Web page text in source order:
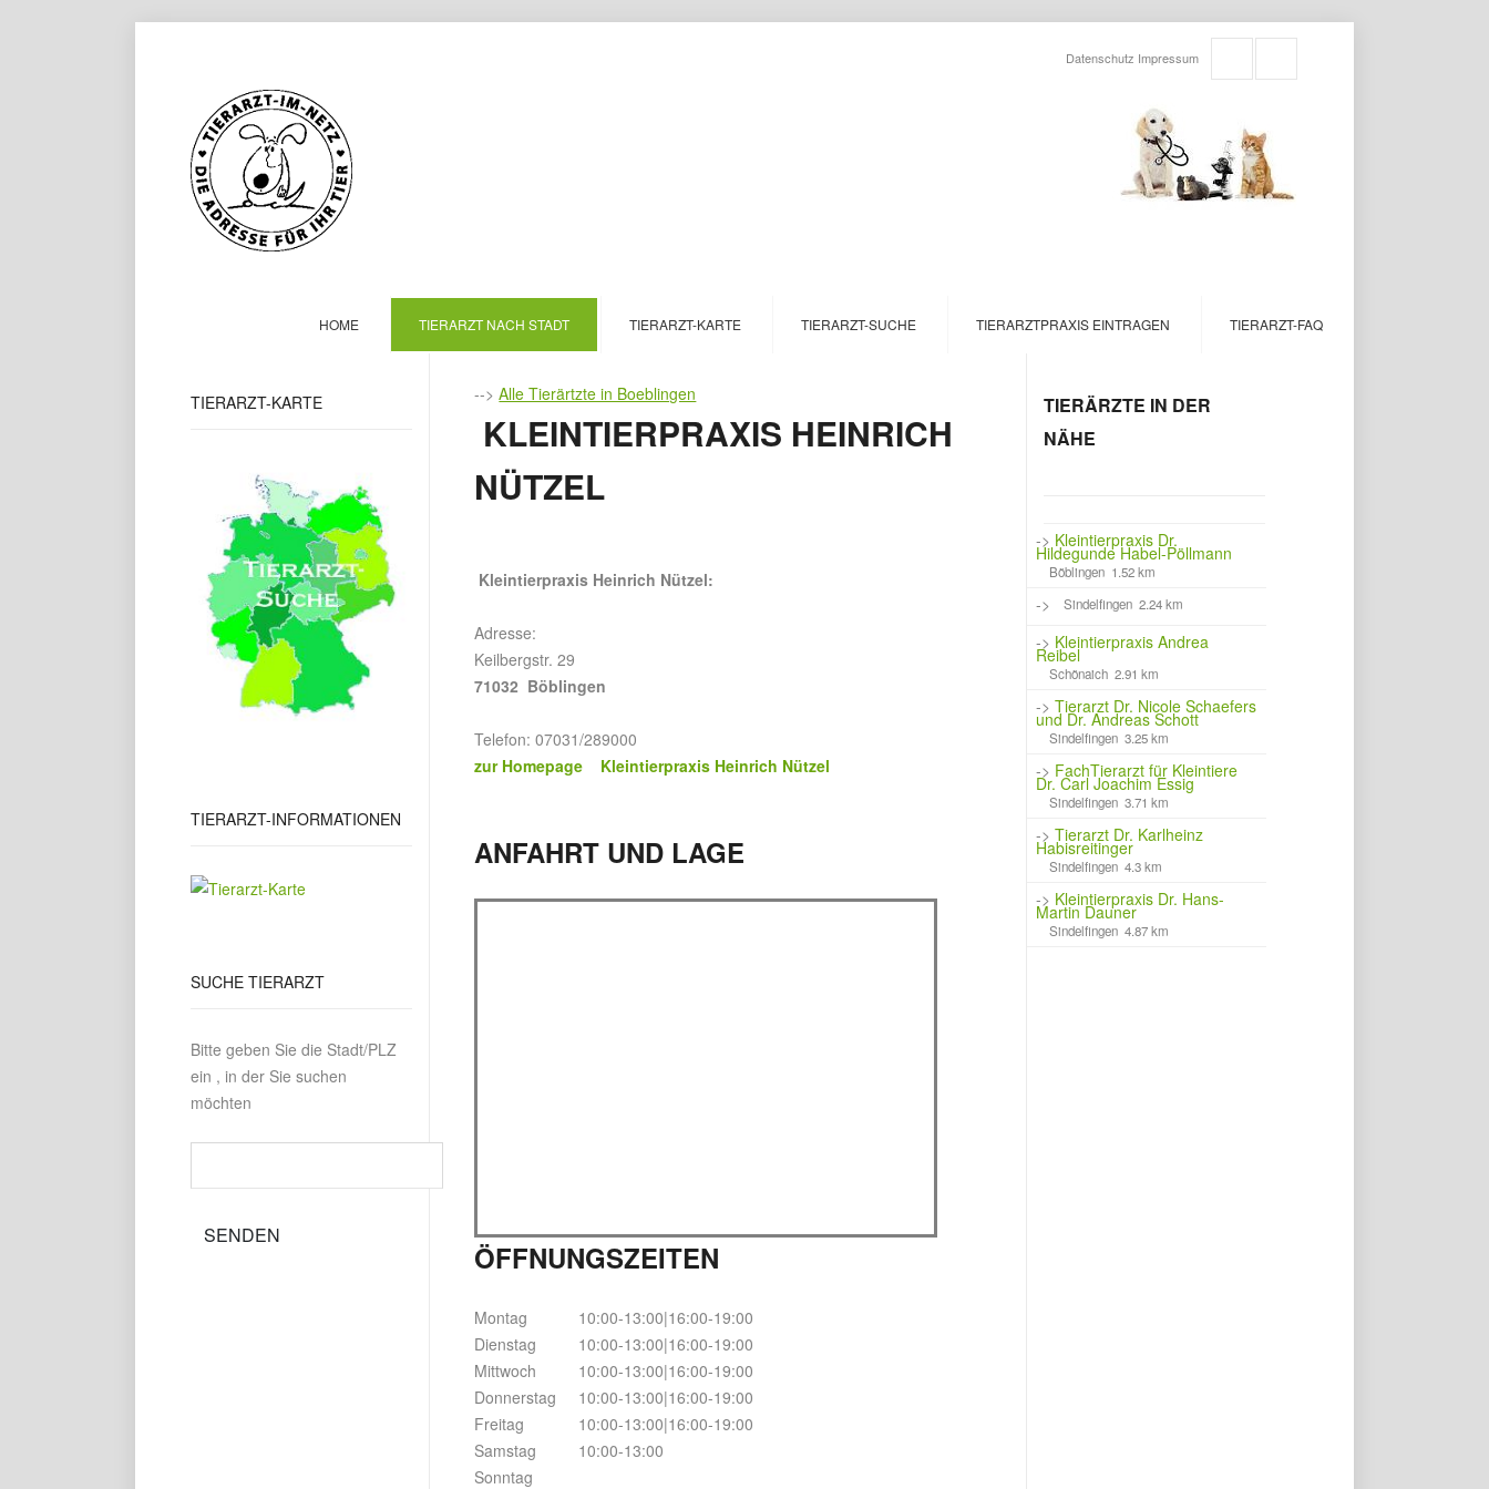
Datenschutz Impressum
HOME TIERARZT NACH STADT TIERARZT-KARTE TIERARZT-SUCHE TIERARZTPRAXIS EINTRAGEN TIERARZT-FAQ
TIERARZT-KARTE
TIERARZT-INFORMATIONEN
SUCHE TIERARZT
Bitte geben Sie die Stadt/PLZ
ein , in der Sie suchen
möchten
-->Alle Tierärtzte in Boeblingen
KLEINTIERPRAXIS HEINRICH
NÜTZEL
Kleintierpraxis Heinrich Nützel:
Adresse:
Keilbergstr. 29
71032 Böblingen
Telefon: 07031/289000
zur Homepage Kleintierpraxis Heinrich Nützel
ANFAHRT UND LAGE
ÖFFNUNGSZEITEN
Montag
10:00-13:00|16:00-19:00
Dienstag
10:00-13:00|16:00-19:00
Mittwoch
10:00-13:00|16:00-19:00
Donnerstag
10:00-13:00|16:00-19:00
Freitag
10:00-13:00|16:00-19:00
Samstag
10:00-13:00
Sonntag
TIERÄRZTE IN DER
NÄHE
-> Kleintierpraxis Dr.
Hildegunde Habel-Pöllmann
Böblingen 1.52 km
-> Sindelfingen 2.24 km
-> Kleintierpraxis Andrea
Reibel
Schönaich 2.91 km
->Tierarzt Dr. Nicole Schaefers
und Dr. Andreas Schott
Sindelfingen 3.25 km
-> FachTierarzt für Kleintiere
Dr. Carl Joachim Essig
Sindelfingen 3.71 km
->Tierarzt Dr. Karlheinz
Habisreitinger
Sindelfingen 4.3 km
-> Kleintierpraxis Dr. Hans-
Martin Dauner
Sindelfingen 4.87 km